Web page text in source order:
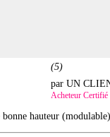
(5)
par UN
Acheteur
hauteur (modulable)